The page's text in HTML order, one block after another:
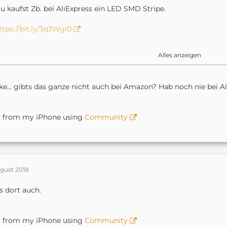
kaufst Zb. bei AliExpress ein LED SMD Stripe.
bit.ly/3q3Wgi0
dem Magichome Plugin bekommst du das ganze dann
from my iPhone using Community [URL:
Alles anzeigen
gibts das ganze nicht auch bei Amazon? Hab noch nie bei
from my iPhone using Community
2018
dort auch.
from my iPhone using Community